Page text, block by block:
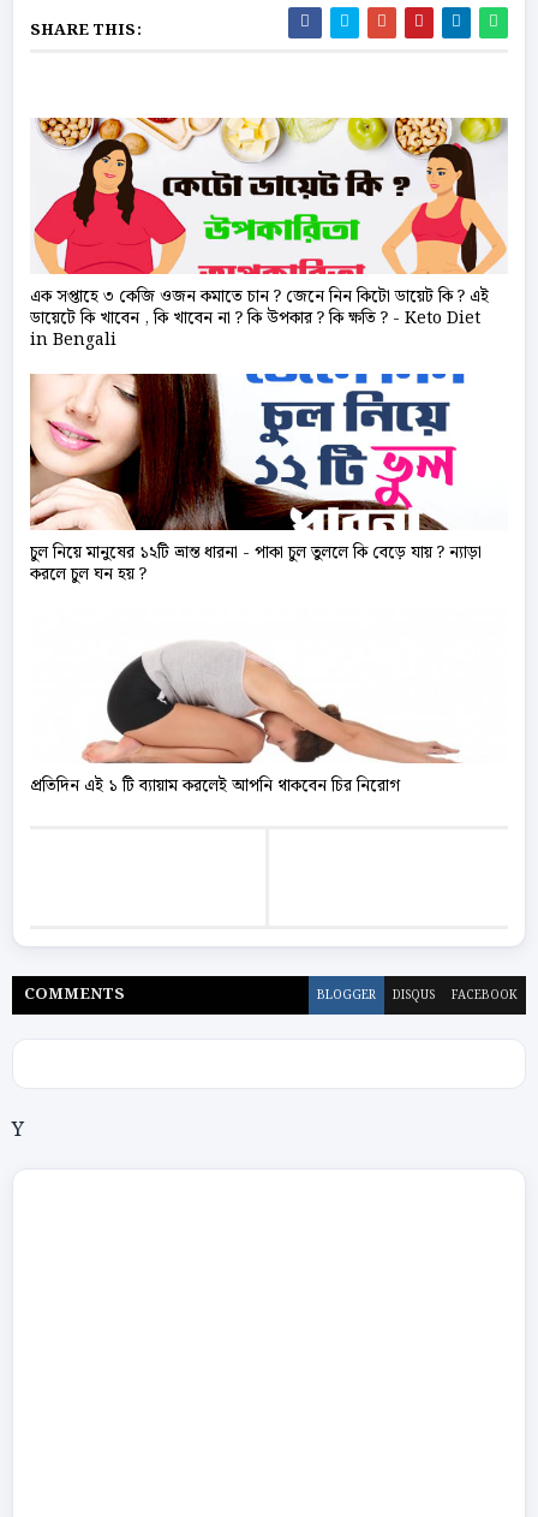
SHARE THIS:
এক সপ্তাহে ৩ কেজি ওজন কমাতে চান ? জেনে নিন কিটো ডায়েট কি ? এই
ডায়েটে কি খাবেন , কি খাবেন না ? কি উপকার ? কি ক্ষতি ? - Keto Diet
in Bengali
চুল নিয়ে মানুষের ১২টি ভ্রান্ত ধারনা - পাকা চুল তুললে কি বেড়ে যায় ? ন্যাড়া
করলে চুল ঘন হয় ?
প্রতিদিন এই ১ টি ব্যায়াম করলেই আপনি থাকবেন চির নিরোগ
COMMENTS BLOGGER DISQUS FACEBOOK
Y